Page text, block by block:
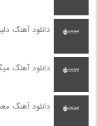
دانلود آهنگ
دانلود آهنگ
دانلود آهنگ